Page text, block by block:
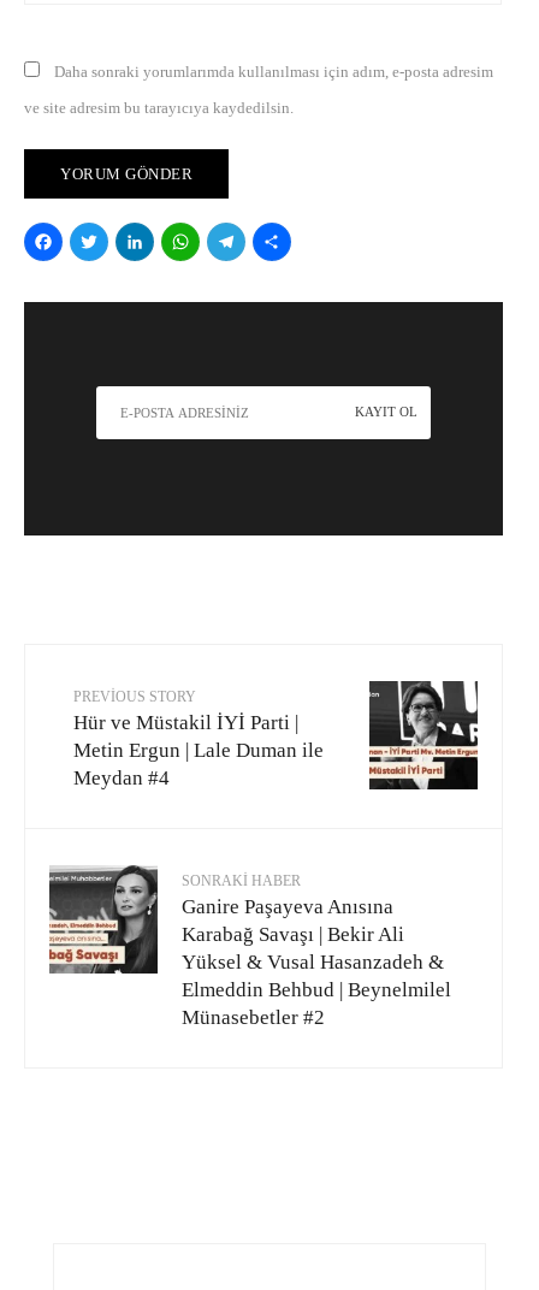
Daha sonraki yorumlarımda kullanılması için adım, e-posta adresim
ve site adresim bu tarayıcıya kaydedilsin.
Facebook
Twitter
LinkedIn
WhatsApp
Telegram
PREVIOUS STORY
Hür ve Müstakil İYİ Parti |
Metin Ergun | Lale Duman ile
Meydan #4
SONRAKI HABER
Ganire Paşayeva Anısına
Karabağ Savaşı | Bekir Ali
Yüksel & Vusal Hasanzadeh &
Elmeddin Behbud | Beynelmilel
Münasebetler #2